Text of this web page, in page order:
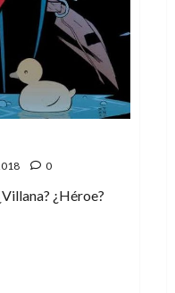
0
¿Héroe?